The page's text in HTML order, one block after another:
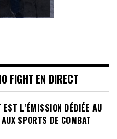
FIGHT EN DIRECT
EST L’ÉMISSION DÉDIÉE AU
SPORTS DE COMBAT